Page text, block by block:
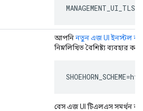
আপনিনতুন এজ UI ইনস্টল
নিম্নলিখিত বৈশিষ্ট্য ব্যবহার
বেস এজ UI টিএলএস সমর্থন